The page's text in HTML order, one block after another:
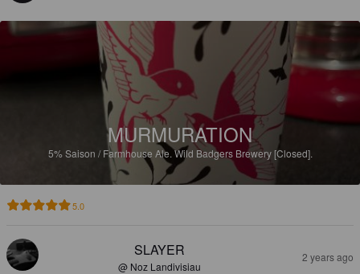
MURMURATION
5% Saison / Farmhouse Ale.Wild Badgers Brewery [Closed].
5.0
SLAYER
@ Noz Landivisiau
2 years ago